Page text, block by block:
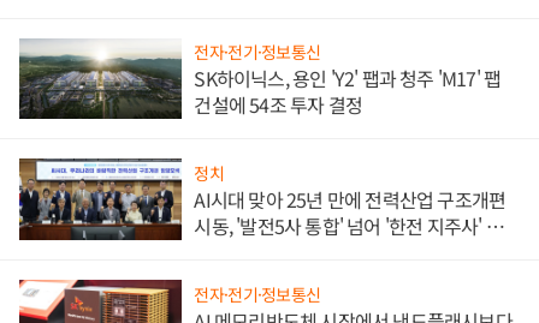
전자·전기·정보통신
SK하이닉스, 용인 'Y2' 팹과 청주 'M17' 팹
건설에 54조 투자 결정
정치
AI시대 맞아 25년 만에 전력산업 구조개편
시동, '발전5사 통합' 넘어 '한전 지주사' 재편
전자·전기·정보통신